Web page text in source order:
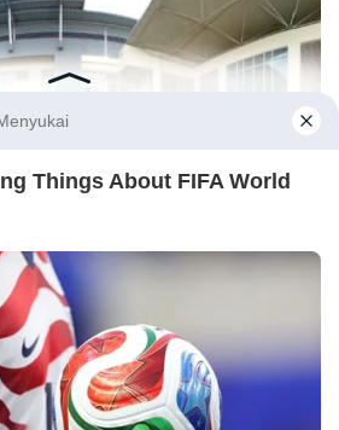
Kontrol, Siapa Mengawasi